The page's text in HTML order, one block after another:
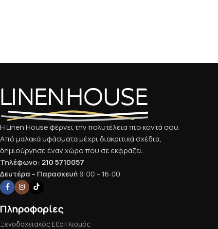
Η Linen House φέρνει την πολυτέλεια πιο κοντά σου.
Από μαλακά υφάσματα μέχρι διακριτικά σχέδια,
δημιούργησε έναν χώρο που σε εκφράζει.
Τηλέφωνο: 210 5710057
Δευτέρα – Παρασκευή 9:00 – 16:00
Πληροφορίες
Ξενοδοχειακός Εξοπλισμός